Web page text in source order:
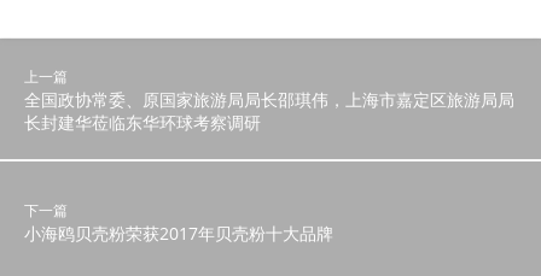
上一篇
全国政协常委、原国家旅游局局长邵琪伟，上海市嘉定区旅游局局
长封建华莅临东华环球考察调研
下一篇
小海鸥贝壳粉荣获2017年贝壳粉十大品牌